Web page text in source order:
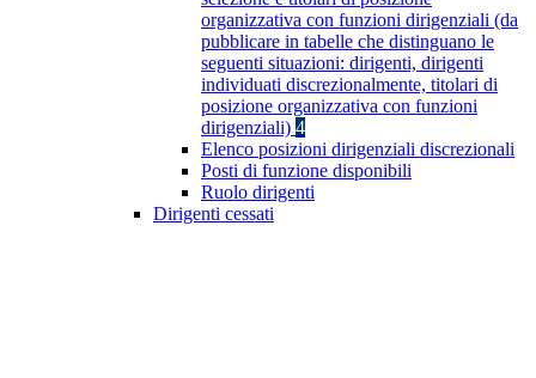
organizzativa con funzioni dirigenziali (da
pubblicare in tabelle che distinguano le
seguenti situazioni: dirigenti, dirigenti
individuati discrezionalmente, titolari di
posizione organizzativa con funzioni
dirigenziali) 4
Elenco posizioni dirigenziali discrezionali
Posti di funzione disponibili
Ruolo dirigenti
Dirigenti cessati